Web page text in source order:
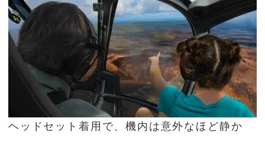
ヘッドセット着用で、機内は意外なほど静か